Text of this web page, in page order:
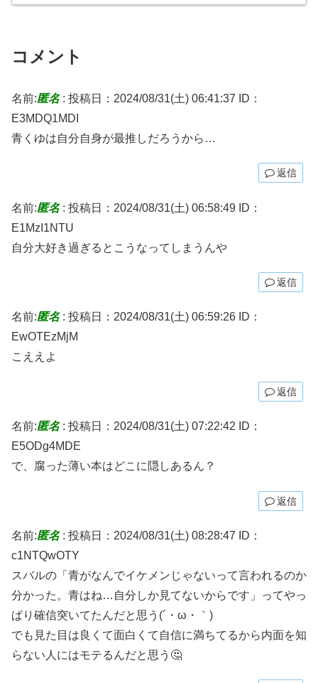
コメント
名前:匿名: 投稿日：2024/08/31(土) 06:41:37
ID：
E3MDQ1MDI
青くゆは自分自身が最推しだろうから…
返信
名前:匿名: 投稿日：2024/08/31(土) 06:58:49 ID：
E1MzI1NTU
自分大好き過ぎるとこうなってしまうんや
返信
名前:匿名: 投稿日：2024/08/31(土) 06:59:26 ID：
EwOTEzMjM
こええよ
返信
名前:匿名: 投稿日：2024/08/31(土) 07:22:42
ID：
E5ODg4MDE
で、腐った薄い本はどこに隠しあるん？
返信
名前:匿名: 投稿日：2024/08/31(土) 08:28:47
ID：
c1NTQwOTY
スバルの「青がなんでイケメンじゃないって言われるのか
分かった。青はね…自分しか見てないからです」ってやっ
ぱり確信突いてたんだと思う(´・ω・｀)
でも見た目は良くて面白くて自信に満ちてるから内面を知
らない人にはモテるんだと思う🤔